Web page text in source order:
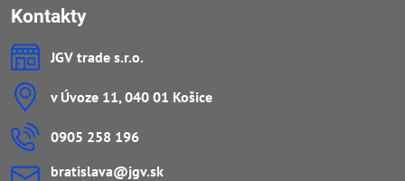
Kontakty
JGV trade s​.r​.o​.
v Úvoze 11, 040 01 Košice
0905 258 196
bratislava​@jgv​.sk